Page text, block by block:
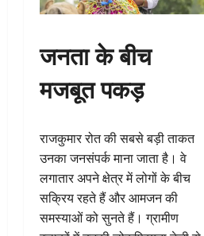
जनता के बीच
मजबूत पकड़
राजकुमार रोत की सबसे बड़ी ताकत
उनका जनसंपर्क माना जाता है। वे
लगातार अपने क्षेत्र में लोगों के बीच
सक्रिय रहते हैं और आमजन की
समस्याओं को सुनते हैं। ग्रामीण